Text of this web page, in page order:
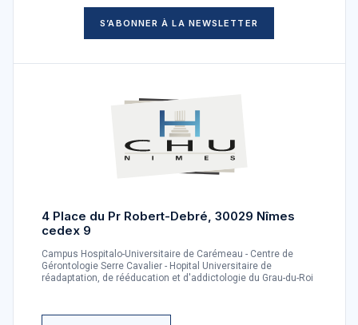
S’ABONNER À LA NEWSLETTER
4 Place du Pr Robert-Debré, 30029 Nîmes
cedex 9
Campus Hospitalo-Universitaire de Carémeau - Centre de
Gérontologie Serre Cavalier - Hopital Universitaire de
réadaptation, de rééducation et d'addictologie du Grau-du-Roi